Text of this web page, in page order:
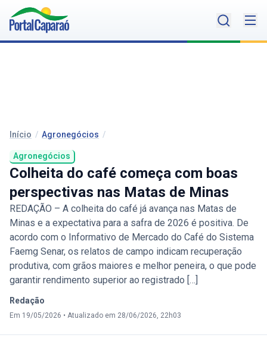
Início / Agronegócios /
Agronegócios
Colheita do café começa com boas
perspectivas nas Matas de Minas
REDAÇÃO – A colheita do café já avança nas Matas de
Minas e a expectativa para a safra de 2026 é positiva. De
acordo com o Informativo de Mercado do Café do Sistema
Faemg Senar, os relatos de campo indicam recuperação
produtiva, com grãos maiores e melhor peneira, o que pode
garantir rendimento superior ao registrado […]
Redação
Em 19/05/2026 • Atualizado em 28/06/2026, 22h03